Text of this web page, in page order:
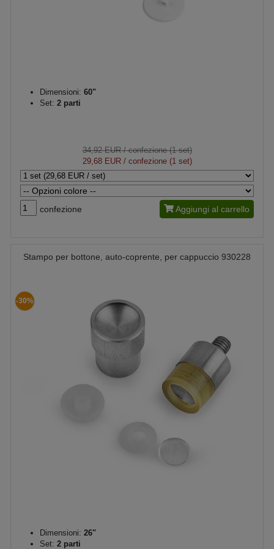
Dimensioni: 60"
Set: 2 parti
34,92 EUR/ confezione (1 set)
29,68 EUR/ confezione (1 set)
confezione Aggiungi al carrello
Stampo per bottone, auto-coprente, per cappuccio 930228
-30%
Dimensioni: 26"
Set: 2 parti